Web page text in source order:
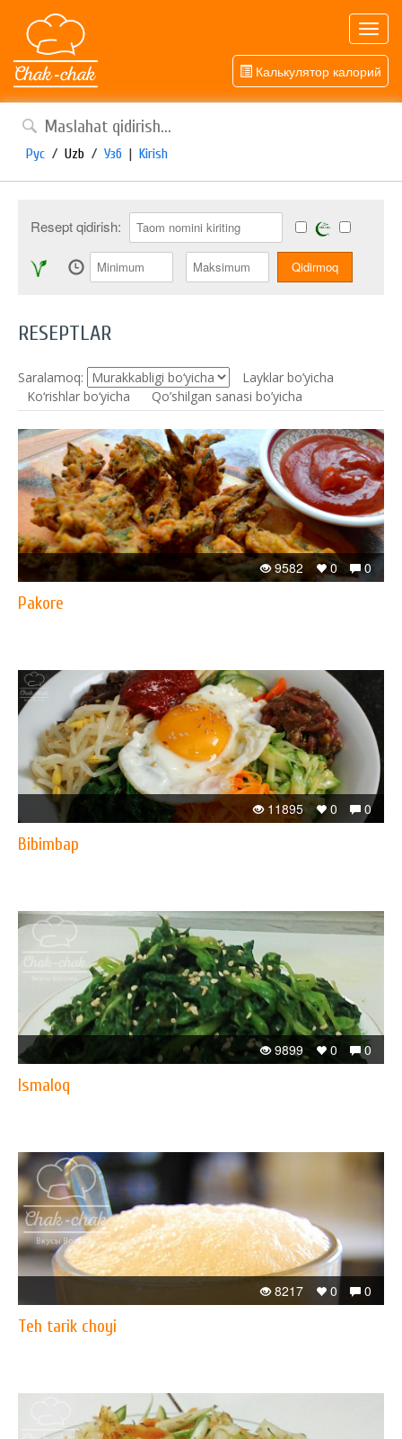
Калькулятор калорий
Рус / Uzb / Узб | Kirish
Resept qidirish:
RESEPTLAR
Saralamoq:
Layklar bo’yicha
Ko‘rishlar bo‘yicha
Qo’shilgan sanasi bo’yicha
0
0
9582
Pakore
0
0
11895
Bibimbap
0
0
9899
Ismaloq
0
0
8217
Teh tarik choyi